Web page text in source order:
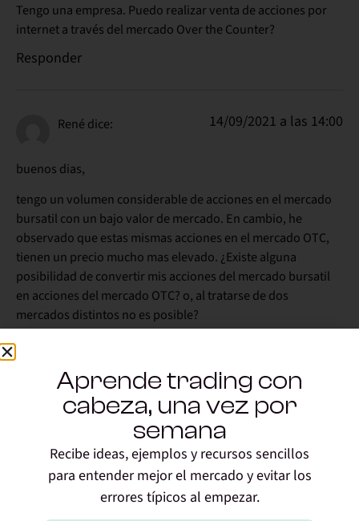
Tengo una empresa. Puedo realizar venta de acciones por
internet a través del mercado Over the Counter?
Responder
René dice: 14/09/2021 a las 14:00
buenos dias,
tengo un volumen considerable de acciones en el mercado
bursatil con un bajo valor de mercado. En cambio, he
observado que estas mismas acciones en el mercado OTC,
tienen un precio mucho mas elevado. ¿Existe alguna
posibilidad de convertir mis acciones del mercado bursatil
en acciones del mercado OTC? o, al tratarse de dos
mercados distintos no es posible?
Jorge - Escuela Profesional de
15/09/2021 a las
09:05
@Alem Buenas Alem. Tienes que buscar un bróker que te
permita comprar acciones OTC (no todos tienen esta
opción). Te recomiendo que eches un vistazo a nuestra lista
de brokers
Aprende trading con
cabeza, una vez por
semana
Recibe ideas, ejemplos y recursos sencillos
para entender mejor el mercado y evitar los
errores típicos al empezar.